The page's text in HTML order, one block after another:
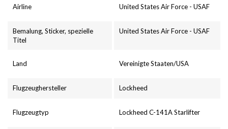
Airline United States Air Force - USAF
Bemalung, Sticker, spezielle
Titel
United States Air Force - USAF
Land Vereinigte Staaten/USA
Flugzeughersteller Lockheed
Flugzeugtyp Lockheed C-141A Starlifter